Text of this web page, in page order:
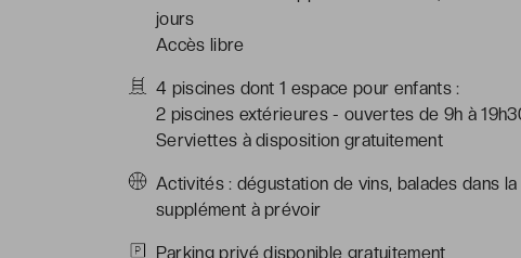
jours
Accès libre
4 piscines dont 1 espace pour enfants :
2 piscines extérieures - ouvertes de 9h à
Serviettes à disposition gratuitement
Activités : dégustation de vins, balades dans
supplément à prévoir
Parking privé disponible gratuitement